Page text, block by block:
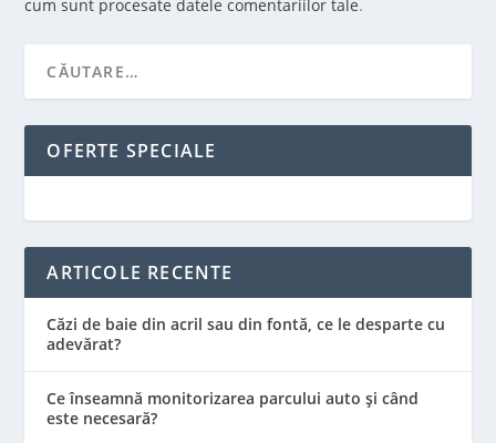
cum sunt procesate datele comentariilor tale.
OFERTE SPECIALE
ARTICOLE RECENTE
Căzi de baie din acril sau din fontă, ce le desparte cu
adevărat?
Ce înseamnă monitorizarea parcului auto și când
este necesară?